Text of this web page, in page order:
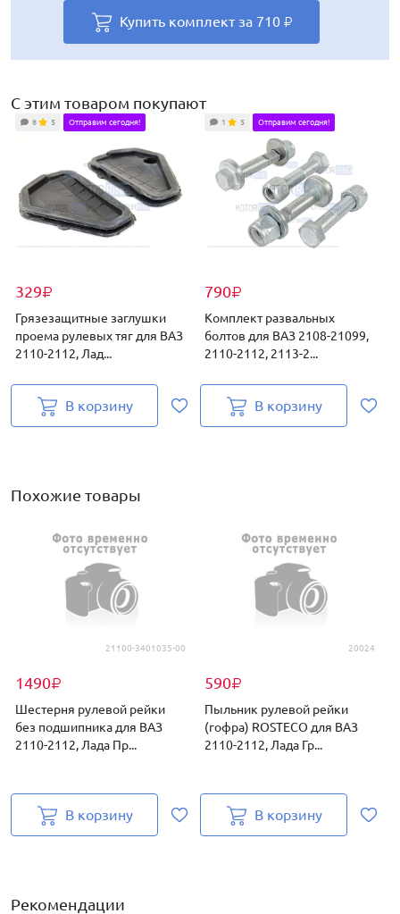
Купить комплект за 710 ₽
Купить комплект за 710 ₽
Купить комплект за 862 ₽
Купить комплект за 881 ₽
Купить комплект за 710 ₽
С этим товаром покупают
329₽
8 5 Отправим сегодня!
Грязезащитные заглушки
проема рулевых тяг для ВАЗ
2110-2112, Лад...
В корзину
790₽
1 5 Отправим сегодня!
Комплект развальных
болтов для ВАЗ 2108-21099,
2110-2112, 2113-2...
В корзину
Похожие товары
21100-3401035-00
1490₽
Шестерня рулевой рейки
без подшипника для ВАЗ
2110-2112, Лада Пр...
В корзину
20024
590₽
Пыльник рулевой рейки
(гофра) ROSTECO для ВАЗ
2110-2112, Лада Гр...
В корзину
Рекомендации